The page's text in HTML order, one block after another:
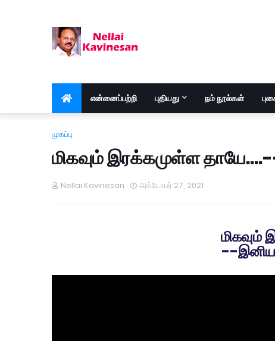
என்னைப்பற்றி புதியது நம் நூல்கள்
முகப்பு
மிகவும் இரக்கமுள்ள
Nellai Kavinesan அக்டோபர் 27, 2021
மிகவும்
--இனிய